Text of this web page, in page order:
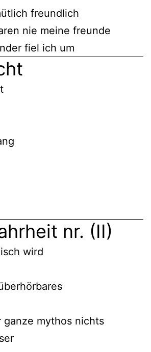
freundlich
nie meine freunde
fiel ich um
nr. (II)
wird
ganze mythos nichts